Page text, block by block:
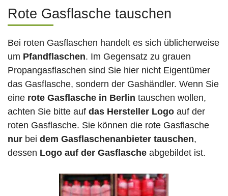
Rote Gasflasche tauschen
Bei roten Gasflaschen handelt es sich üblicherweise
um Pfandflaschen. Im Gegensatz zu grauen
Propangasflaschen sind Sie hier nicht Eigentümer
das Gasflasche, sondern der Gashändler. Wenn Sie
eine rote Gasflasche in Berlin tauschen wollen,
achten Sie bitte auf das Hersteller Logo auf der
roten Gasflasche. Sie können die rote Gasflasche
nur bei dem Gasflaschenanbieter tauschen,
dessen Logo auf der Gasflasche abgebildet ist.